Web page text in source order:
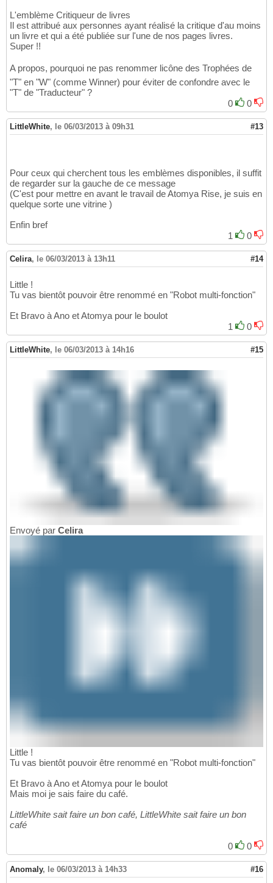
L'emblème Critiqueur de livres
Il est attribué aux personnes ayant réalisé la critique d'au moins
un livre et qui a été publiée sur l'une de nos pages livres.
Super !!
A propos, pourquoi ne pas renommer licône des Trophées de
"T" en "W" (comme Winner) pour éviter de confondre avec le
"T" de "Traducteur" ?
0
0
LittleWhite, le 06/03/2013 à 09h31 #13
Pour ceux qui cherchent tous les emblèmes disponibles, il suffit
de regarder sur la gauche de ce message
(C'est pour mettre en avant le travail de Atomya Rise, je suis en
quelque sorte une vitrine )
Enfin bref
1
0
Celira, le 06/03/2013 à 13h11 #14
Little !
Tu vas bientôt pouvoir être renommé en "Robot multi-fonction"
Et Bravo à Ano et Atomya pour le boulot
1
0
LittleWhite, le 06/03/2013 à 14h16 #15
Envoyé par Celira
Little !
Tu vas bientôt pouvoir être renommé en "Robot multi-fonction"
Et Bravo à Ano et Atomya pour le boulot
Mais moi je sais faire du café.
LittleWhite sait faire un bon café, LittleWhite sait faire un bon
café
0 0
Anomaly, le 06/03/2013 à 14h33 #16